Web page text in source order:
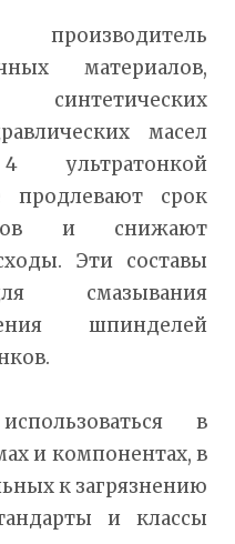
материалов,
синтетических
масел
продлевают срок
и снижают
Эти составы
смазывания
шпинделей
в
и компонентах, в
к загрязнению
и классы